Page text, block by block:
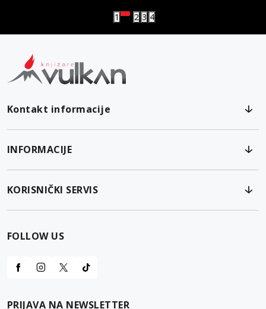
1 2 3 4
Kontakt informacije
INFORMACIJE
KORISNIČKI SERVIS
FOLLOW US
PRIJAVA NA NEWSLETTER